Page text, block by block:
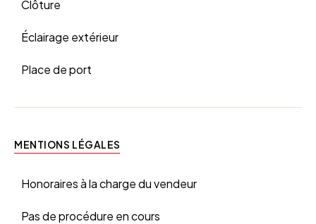
Clôture
Éclairage extérieur
Place de port
MENTIONS LÉGALES
Honoraires à la charge du vendeur
Pas de procédure en cours